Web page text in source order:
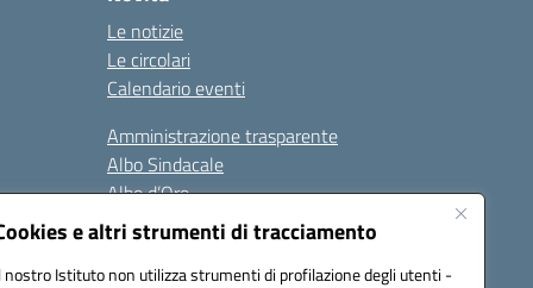
e altri strumenti di tracciamento
nostro Istituto non utilizza strumenti di profilazione degli utenti -
Le notizie
Le circolari
Calendario eventi
Amministrazione trasparente
Albo Sindacale
Albo d’Oro
Sicurezza
Erasmus